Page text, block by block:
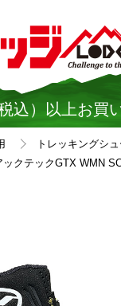
込）以上お買
トレッキングシ
クテックGTX WMN